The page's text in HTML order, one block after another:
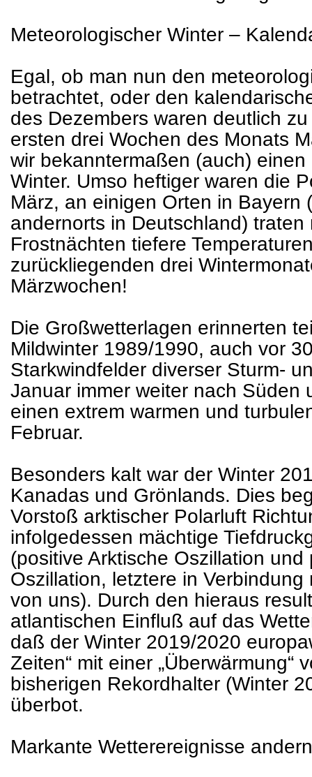
Meteorologischer Winter –
Egal, ob man nun den
betrachtet, oder den
des Dezembers waren deutlich
ersten drei Wochen des Monats
wir bekanntermaßen (auch)
Winter. Umso heftiger waren die
März, an einigen Orten in Bayern
andernorts in Deutschland)
Frostnächten tiefere
zurückliegenden drei
Märzwochen!
Die Großwetterlagen erinnerten
Mildwinter 1989/1990, auch vor
Starkwindfelder diverser Sturm-
Januar immer weiter nach Süden
einen extrem warmen und
Februar.
Besonders kalt war der Winter
Kanadas und Grönlands. Dies
Vorstoß arktischer Polarluft
infolgedessen mächtige
(positive Arktische Oszillation
Oszillation, letztere in
von uns). Durch den hieraus
atlantischen Einfluß auf das
daß der Winter 2019/2020
Zeiten“ mit einer „Überwärmung“
bisherigen Rekordhalter (Winter
überbot.
Markante Wetterereignisse